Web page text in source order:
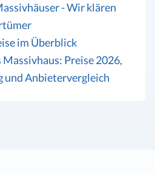
- Wir klären
im Überblick
Preise 2026,
und Anbietervergleich